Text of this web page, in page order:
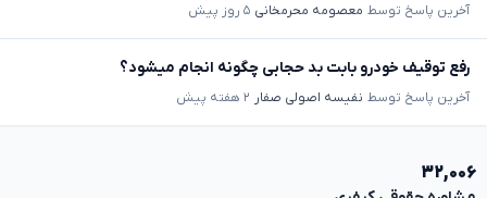
آخرین پاسخ توسط معصومه محرمخانی ۵ روز پیش
رفع توقیف خودرو بابت بد حجابی چگونه انجام میشود؟
آخرین پاسخ توسط نفیسه اصولی صفار ۲ هفته پیش
۳۲,۰۰۶